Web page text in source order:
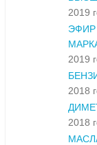
2019
2019
2018
2018